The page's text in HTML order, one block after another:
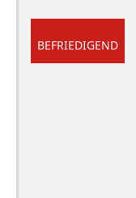
BEFRIEDIGEND